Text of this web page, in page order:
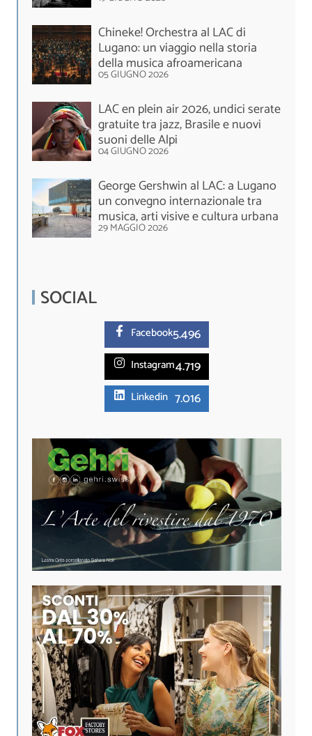
Chineke! Orchestra al LAC di
Lugano: un viaggio nella storia
della musica afroamericana
05 GIUGNO 2026
LAC en plein air 2026, undici serate
gratuite tra jazz, Brasile e nuovi
suoni delle Alpi
04 GIUGNO 2026
George Gershwin al LAC: a Lugano
un convegno internazionale tra
musica, arti visive e cultura urbana
29 MAGGIO 2026
SOCIAL
Facebook5.496
Instagram4.719
Linkedin 7.016